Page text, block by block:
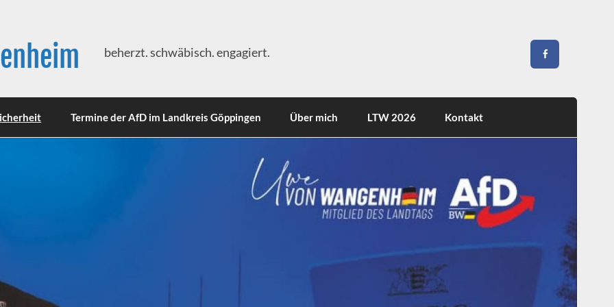
beherzt. schwäbisch. engagiert.
Termine der AfD im Landkreis Göppingen Über mich LTW 2026 Kontakt